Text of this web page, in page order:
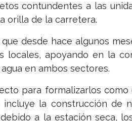
contundentes a las
orilla de la carretera.
desde hace algunos
locales, apoyando en la
en ambos sectores.
para formalizarlos
la construcción de
a la estación seca,